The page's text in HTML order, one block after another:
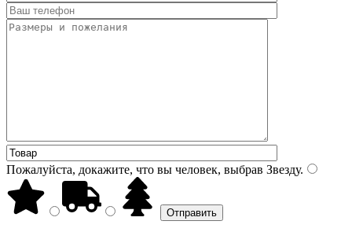
Пожалуйста, докажите, что вы человек, выбрав Звезду.